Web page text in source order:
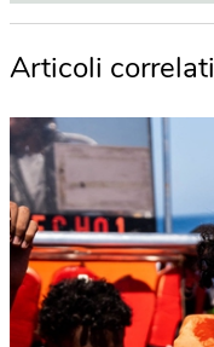
Articoli correlati